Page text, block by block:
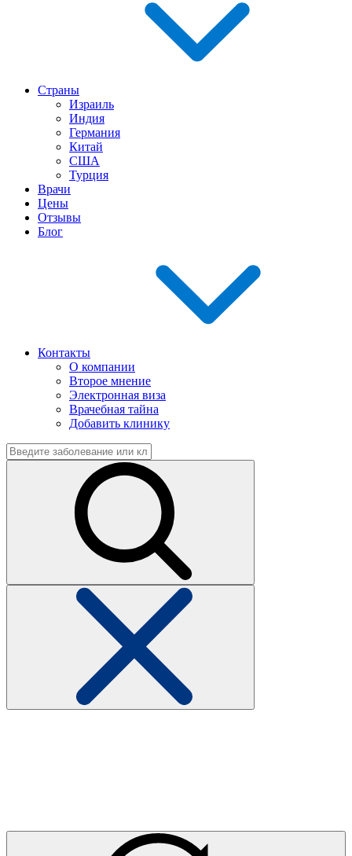
Страны
Израиль
Индия
Германия
Китай
США
Турция
Врачи
Цены
Отзывы
Блог
Контакты
О компании
Второе мнение
Электронная виза
Врачебная тайна
Добавить клинику